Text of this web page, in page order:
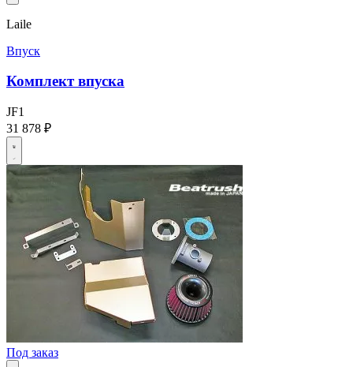
Laile
Впуск
Комплект впуска
JF1
31 878 ₽
Под заказ